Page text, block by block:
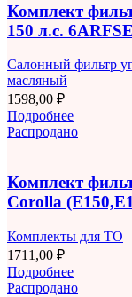
Комплект
150 л.с. 6ARFSE
Салонный фильтр
масляный
1598,00 ₽
Подробнее
Распродано
Комплект
Corolla
Комплекты для ТО
1711,00 ₽
Подробнее
Распродано